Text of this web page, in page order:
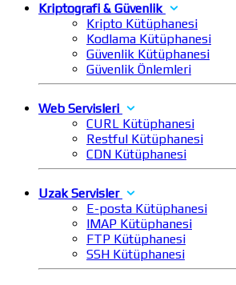
Kriptografi & Güvenlik
Kripto Kütüphanesi
Kodlama Kütüphanesi
Güvenlik Kütüphanesi
Güvenlik Önlemleri
Web Servisleri
CURL Kütüphanesi
Restful Kütüphanesi
CDN Kütüphanesi
Uzak Servisler
E-posta Kütüphanesi
IMAP Kütüphanesi
FTP Kütüphanesi
SSH Kütüphanesi